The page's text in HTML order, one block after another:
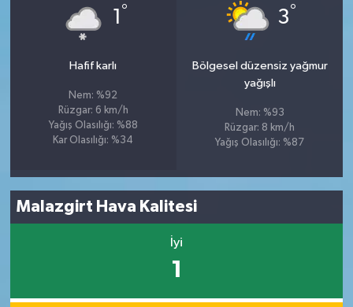
1 °
Hafif karlı
Nem: %92
Rüzgar: 6 km/h
Yağış Olasılığı: %88
Kar Olasılığı: %34
3°
Bölgesel düzensiz yağmur
yağışlı
Nem: %93
Rüzgar: 8 km/h
Yağış Olasılığı: %87
Malazgirt Hava Kalitesi
İyi
1